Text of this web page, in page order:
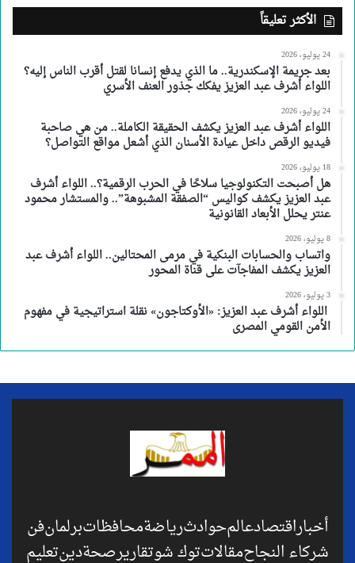
الأكثر تعليقاً
24 يوليو، 2026
بعد جريمة الإسكندرية.. ما الذي يدفع إنسانا لقتل أقرب الناس إليه؟
اللواء أشرف عبد العزيز يفكك جذور العنف الأسري
24 يوليو، 2026
اللواء أشرف عبد العزيز يكشف الحقيقة الكاملة.. من هي صاحبة
فيديو الرقص داخل عيادة الأسنان الذي أشعل مواقع التواصل؟
18 يوليو، 2026
هل أصبحت التكنولوجيا سلاحًا في الحرب الرقمية؟.. اللواء أشرف
عبد العزيز يكشف كواليس “الصفقة المشبوهة”.. والمستشار محمود
عنتر يحلل الأبعاد القانونية
8 يوليو، 2026
واتساب والحسابات البنكية في مرمى المحتالين.. اللواء أشرف عبد
العزيز يكشف المفاجآت على قناة المحور
3 يوليو، 2026
اللواء أشرف عبد العزيز: «الأوكتاجون» نقلة استراتيجية في مفهوم
الأمن القومي المصرى
أخباراقتصادعالمحوادثرياضةمحافظاتبرلمانفن
شركاء النجاحمقالاتتوك شوتقاريرصحةدينتعليم